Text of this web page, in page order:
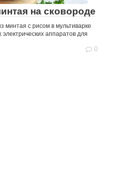
на сковороде
минтая с рисом в мультиварке
аппаратов для
0